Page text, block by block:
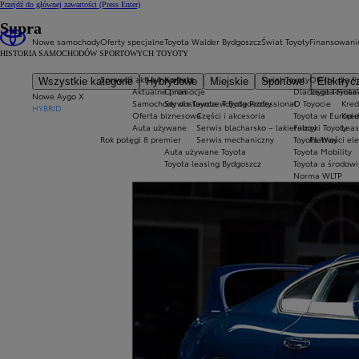
Przejdź do głównej zawartości (Press Enter)
Nowe samochody
Wszystkie kategorie Hybrydowe Miejskie Sportowe
Nowe Aygo X
HYBRID
Oferty specjalne
Sprawdź aktualne oferty
Aktualne promocje
Samochody dostawcze Toyota Professional
Oferta biznesowa
Auta używane
Rok potęgi 8 premier
Toyota Walder Bydgoszcz
Kontakt
O nas
Serwis Toyota w Bydgoszczy
Części i akcesoria
Serwis blacharsko – lakierniczy
Serwis mechaniczny
Auta używane Toyota
Toyota leasing Bydgoszcz
Świat Toyoty
Świat Toyoty
Dlaczego
O Toyocie
Toyota w Europie
Fabryki Toyoty
Toyota Way
Toyota Mobility
Toyota a
Norma WLTP
Oferta dla
Toyota
Płatności
Supra
HISTORIA SAMOCHODÓW SPORTOWYCH TOYOTY